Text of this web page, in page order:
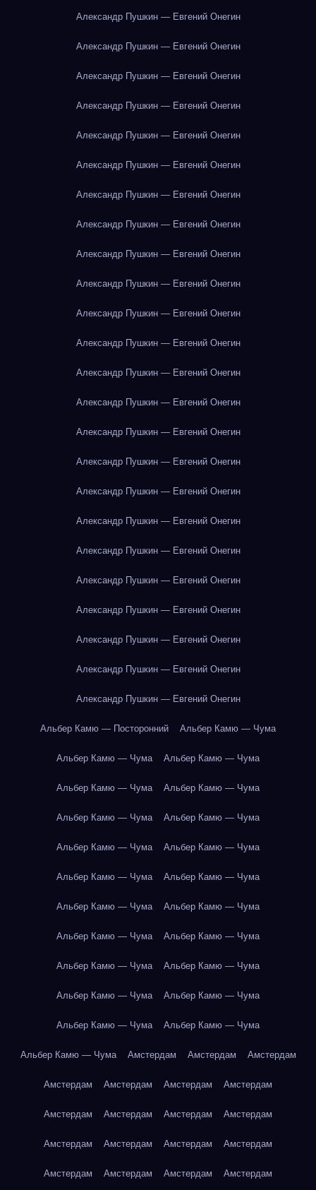
Александр Пушкин — Евгений Онегин
Александр Пушкин — Евгений Онегин
Александр Пушкин — Евгений Онегин
Александр Пушкин — Евгений Онегин
Александр Пушкин — Евгений Онегин
Александр Пушкин — Евгений Онегин
Александр Пушкин — Евгений Онегин
Александр Пушкин — Евгений Онегин
Александр Пушкин — Евгений Онегин
Александр Пушкин — Евгений Онегин
Александр Пушкин — Евгений Онегин
Александр Пушкин — Евгений Онегин
Александр Пушкин — Евгений Онегин
Александр Пушкин — Евгений Онегин
Александр Пушкин — Евгений Онегин
Александр Пушкин — Евгений Онегин
Александр Пушкин — Евгений Онегин
Александр Пушкин — Евгений Онегин
Александр Пушкин — Евгений Онегин
Александр Пушкин — Евгений Онегин
Александр Пушкин — Евгений Онегин
Александр Пушкин — Евгений Онегин
Александр Пушкин — Евгений Онегин
Александр Пушкин — Евгений Онегин
Альбер Камю — Посторонний Альбер Камю — Чума
Альбер Камю — Чума Альбер Камю — Чума
Альбер Камю — Чума Альбер Камю — Чума
Альбер Камю — Чума Альбер Камю — Чума
Альбер Камю — Чума Альбер Камю — Чума
Альбер Камю — Чума Альбер Камю — Чума
Альбер Камю — Чума Альбер Камю — Чума
Альбер Камю — Чума Альбер Камю — Чума
Альбер Камю — Чума Альбер Камю — Чума
Альбер Камю — Чума Альбер Камю — Чума
Альбер Камю — Чума Альбер Камю — Чума
Альбер Камю — Чума Амстердам Амстердам Амстердам
Амстердам Амстердам Амстердам Амстердам
Амстердам Амстердам Амстердам Амстердам
Амстердам Амстердам Амстердам Амстердам
Амстердам Амстердам Амстердам Амстердам